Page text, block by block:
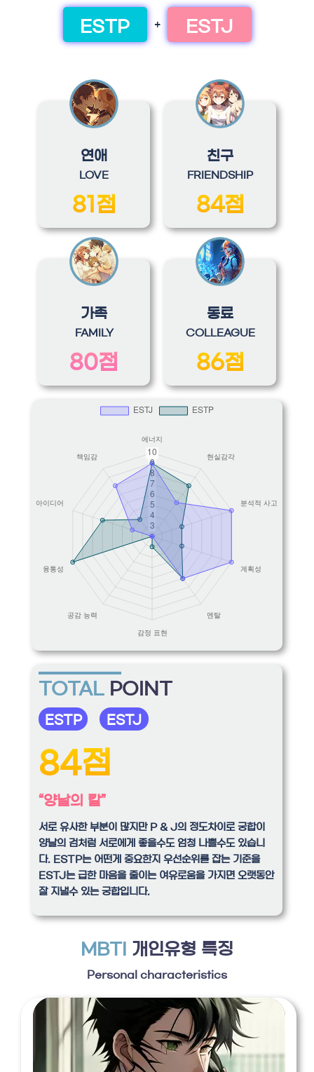
ESTP + ESTJ
연애
LOVE
81점
친구
FRIENDSHIP
84점
가족
FAMILY
80점
동료
COLLEAGUE
86점
TOTAL POINT
ESTP ESTJ
84점
“양날의 칼”
서로 유사한 부분이 많지만 P & J의 정도차이로 궁합이
양날의 검처럼 서로에게 좋을수도 엄청 나쁠수도 있습니
다. ESTP는 어떤게 중요한지 우선순위를 잡는 기준을
ESTJ는 급한 마음을 줄이는 여유로움을 가지면 오랫동안
잘 지낼수 있는 궁합입니다.
MBTI 개인유형 특징
Personal characteristics